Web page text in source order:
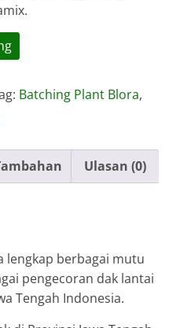
Batching Plant Blora,
Ulasan (0)
lengkap berbagai mutu
pengecoran dak lantai
Tengah Indonesia.